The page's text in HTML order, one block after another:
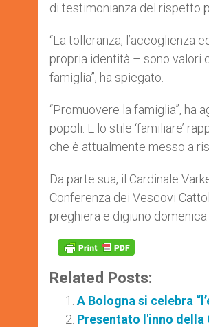
di testimonianza del rispetto
“La tolleranza, l’accoglienza
propria identità – sono valori
famiglia”, ha spiegato.
“Promuovere la famiglia”, ha
popoli. E lo stile ‘familiare’
che è attualmente messo a
Da parte sua, il Cardinale
Conferenza dei Vescovi
preghiera e digiuno
Related Posts:
A Bologna si celebra
Presentato l'inno della